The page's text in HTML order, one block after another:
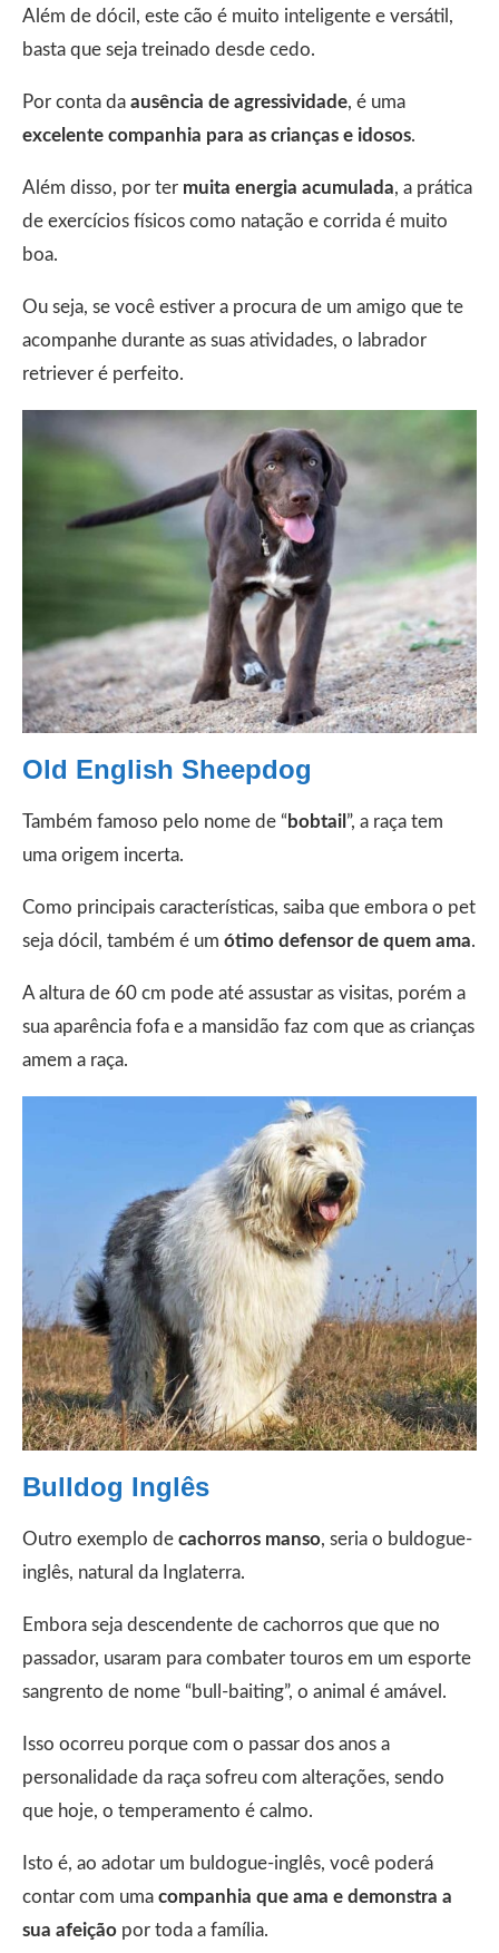
Além de dócil, este cão é muito inteligente e versátil,
basta que seja treinado desde cedo.
Por conta da ausência de agressividade, é uma
excelente companhia para as crianças e idosos.
Além disso, por ter muita energia acumulada, a prática
de exercícios físicos como natação e corrida é muito
boa.
Ou seja, se você estiver a procura de um amigo que te
acompanhe durante as suas atividades, o labrador
retriever é perfeito.
Old English Sheepdog
Também famoso pelo nome de “ bobtail ”, a raça tem
uma origem incerta.
Como principais características, saiba que embora o pet
seja dócil, também é um ótimo defensor de quem ama.
A altura de 60 cm pode até assustar as visitas, porém a
sua aparência fofa e a mansidão faz com que as crianças
amem a raça.
Bulldog Inglês
Outro exemplo de cachorros manso, seria o buldogue-
inglês, natural da Inglaterra.
Embora seja descendente de cachorros que que no
passador, usaram para combater touros em um esporte
sangrento de nome “bull-baiting”, o animal é amável.
Isso ocorreu porque com o passar dos anos a
personalidade da raça sofreu com alterações, sendo
que hoje, o temperamento é calmo.
Isto é, ao adotar um buldogue-inglês, você poderá
contar com uma companhia que ama e demonstra a
sua afeição por toda a família.